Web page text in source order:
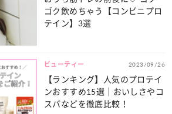
ゴク飲めちゃう【コンビニプロ
テイン】3選
ビューティー 2023/09/26
【ランキング】人気のプロテイ
ンおすすめ15選｜おいしさやコ
スパなどを徹底比較！